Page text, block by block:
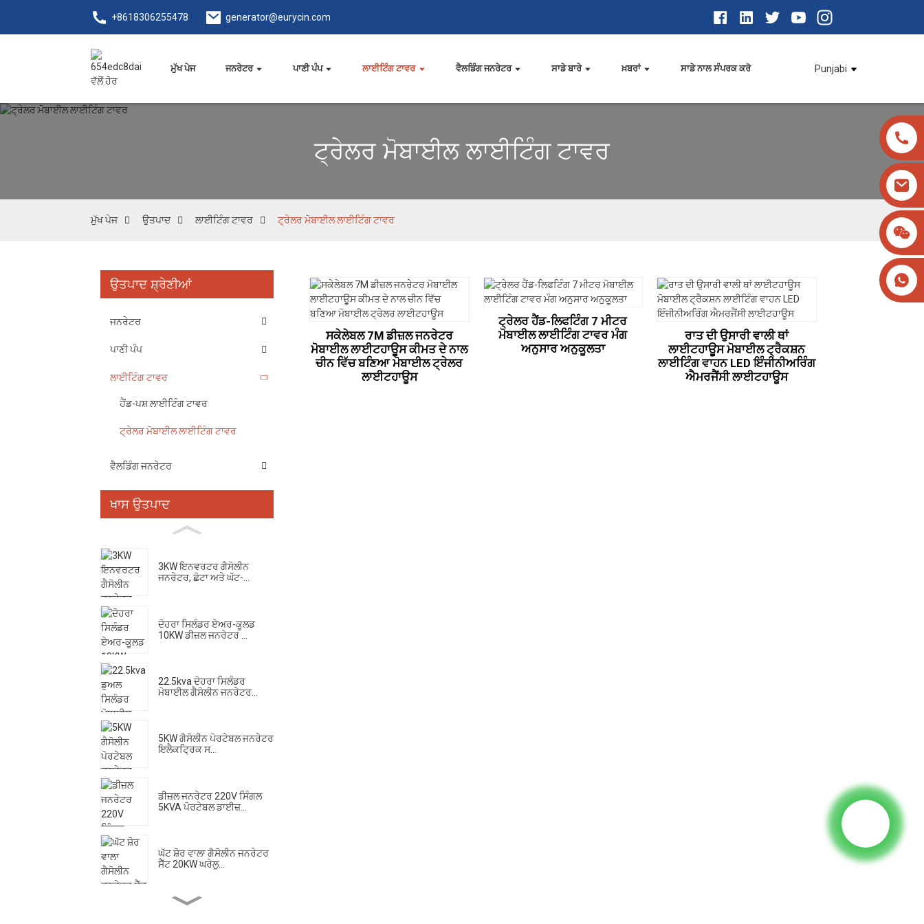
+8618306255478 generator@eurycin.com
ਮੁੱਖ ਪੇਜ ਜਨਰੇਟਰ ਪਾਣੀ ਪੰਪ ਲਾਈਟਿੰਗ ਟਾਵਰ ਵੈਲਡਿੰਗ ਜਨਰੇਟਰ ਸਾਡੇ ਬਾਰੇ ਖ਼ਬਰਾਂ ਸਾਡੇ ਨਾਲ ਸੰਪਰਕ ਕਰੋ Punjabi
ਟ੍ਰੇਲਰ ਮੋਬਾਈਲ ਲਾਈਟਿੰਗ ਟਾਵਰ
ਮੁੱਖ ਪੇਜ ਉਤਪਾਦ ਲਾਈਟਿੰਗ ਟਾਵਰ ਟ੍ਰੇਲਰ ਮੋਬਾਈਲ ਲਾਈਟਿੰਗ ਟਾਵਰ
ਉਤਪਾਦ ਸ਼੍ਰੇਣੀਆਂ
ਜਨਰੇਟਰ
ਪਾਣੀ ਪੰਪ
ਲਾਈਟਿੰਗ ਟਾਵਰ
ਹੈਂਡ-ਪਸ਼ ਲਾਈਟਿੰਗ ਟਾਵਰ
ਟ੍ਰੇਲਰ ਮੋਬਾਈਲ ਲਾਈਟਿੰਗ ਟਾਵਰ
ਵੈਲਡਿੰਗ ਜਨਰੇਟਰ
ਖਾਸ ਉਤਪਾਦ
3KW ਇਨਵਰਟਰ ਗੈਸੋਲੀਨ
ਜਨਰੇਟਰ, ਛੋਟਾ ਅਤੇ ਘੱਟ-...
ਦੋਹਰਾ ਸਿਲੰਡਰ ਏਅਰ-ਕੂਲਡ
10KW ਡੀਜ਼ਲ ਜਨਰੇਟਰ ...
22.5kva ਦੋਹਰਾ ਸਿਲੰਡਰ
ਮੋਬਾਈਲ ਗੈਸੋਲੀਨ ਜਨਰੇਟਰ...
5KW ਗੈਸੋਲੀਨ ਪੋਰਟੇਬਲ ਜਨਰੇਟਰ
ਇਲੈਕਟ੍ਰਿਕ ਸ...
ਡੀਜ਼ਲ ਜਨਰੇਟਰ 220V ਸਿੰਗਲ
5KVA ਪੋਰਟੇਬਲ ਡਾਈਜ਼...
ਘੱਟ ਸ਼ੋਰ ਵਾਲਾ ਗੈਸੋਲੀਨ ਜਨਰੇਟਰ
ਸੈੱਟ 20KW ਘਰੇਲੂ...
ਸਕੇਲੇਬਲ 7M ਡੀਜ਼ਲ ਜਨਰੇਟਰ
ਮੋਬਾਈਲ ਲਾਈਟਹਾਊਸ ਕੀਮਤ ਦੇ ਨਾਲ
ਚੀਨ ਵਿੱਚ ਬਣਿਆ ਮੋਬਾਈਲ ਟ੍ਰੇਲਰ
ਲਾਈਟਹਾਊਸ
ਟ੍ਰੇਲਰ ਹੈਂਡ-ਲਿਫਟਿੰਗ 7 ਮੀਟਰ
ਮੋਬਾਈਲ ਲਾਈਟਿੰਗ ਟਾਵਰ ਮੰਗ
ਅਨੁਸਾਰ ਅਨੁਕੂਲਤਾ
ਰਾਤ ਦੀ ਉਸਾਰੀ ਵਾਲੀ ਥਾਂ
ਲਾਈਟਹਾਊਸ ਮੋਬਾਈਲ ਟ੍ਰੈਕਸ਼ਨ
ਲਾਈਟਿੰਗ ਵਾਹਨ LED ਇੰਜੀਨੀਅਰਿੰਗ
ਐਮਰਜੈਂਸੀ ਲਾਈਟਹਾਊਸ